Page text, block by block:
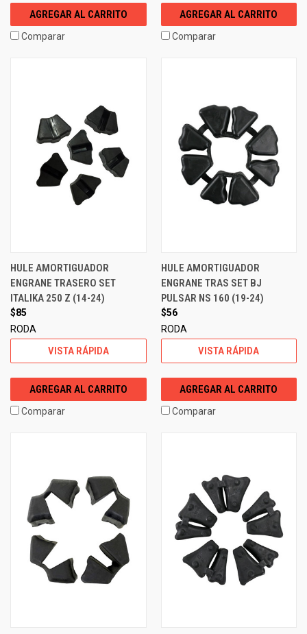
AGREGAR AL CARRITO
Comparar
AGREGAR AL CARRITO
Comparar
HULE AMORTIGUADOR
ENGRANE TRASERO SET
ITALIKA 250 Z (14-24)
$85
RODA
VISTA RÁPIDA
AGREGAR AL CARRITO
Comparar
HULE AMORTIGUADOR
ENGRANE TRAS SET BJ
PULSAR NS 160 (19-24)
$56
RODA
VISTA RÁPIDA
AGREGAR AL CARRITO
Comparar